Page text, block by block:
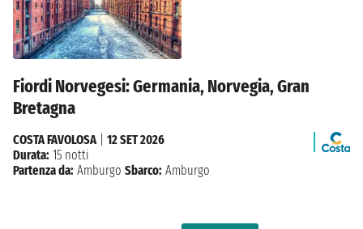
Fiordi Norvegesi: Germania, Norvegia, Gran
Bretagna
COSTA FAVOLOSA| 12 SET 2026
Durata: 15 notti
Partenza da: Amburgo Sbarco: Amburgo